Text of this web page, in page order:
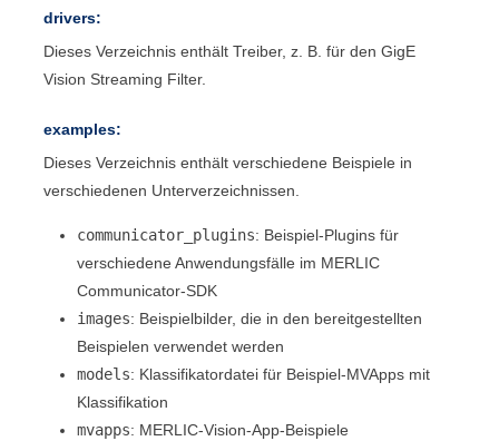
drivers:
Dieses Verzeichnis enthält Treiber, z. B. für denGigE
Vision Streaming Filter.
examples:
Dieses Verzeichnis enthält verschiedene Beispiele in
verschiedenen Unterverzeichnissen.
communicator_plugins: Beispiel-Plugins für
verschiedene Anwendungsfälle im MERLIC
Communicator-SDK
images: Beispielbilder, die in den bereitgestellten
Beispielen verwendet werden
models: Klassifikatordatei für Beispiel-MVApps mit
Klassifikation
mvapps: MERLIC-Vision-App-Beispiele